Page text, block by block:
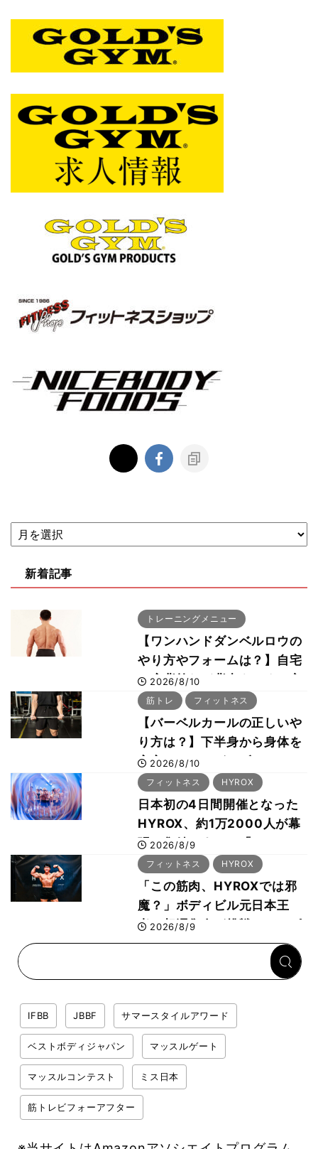
新着記事
トレーニングメニュー
【ワンハンドダンベルロウの
やり方やフォームは？】自宅
で広背筋など背中をつくる方
法をボディビル世界王者・鈴
木雅選手が解説
2026/8/10
筋トレ フィットネス
【バーベルカールの正しいや
り方は？】下半身から身体を
安定させるのがカギ！
2026/8/10
フィットネス HYROX
日本初の4日間開催となった
HYROX、約1万2000人が幕
張に集結 すでに「2028、
29年の大会も準備」
2026/8/9
フィットネス HYROX
「この筋肉、HYROXでは邪
魔？」ボディビル元日本王
者・相澤隼人が挑戦 バーピ
ーでは驚異の種目2位
2026/8/9
IFBB JBBF サマースタイルアワード
ベストボディジャパン マッスルゲート
マッスルコンテスト ミス日本
筋トレビフォーアフター